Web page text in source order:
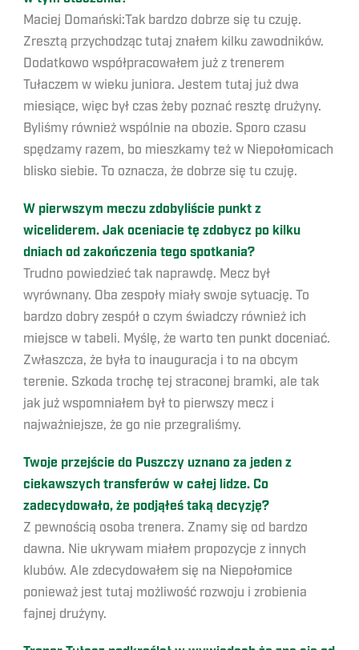
Maciej Domański:Tak bardzo dobrze się tu czuję.
Zresztą przychodząc tutaj znałem kilku zawodników.
Dodatkowo współpracowałem już z trenerem
Tułaczem w wieku juniora. Jestem tutaj już dwa
miesiące, więc był czas żeby poznać resztę drużyny.
Byliśmy również wspólnie na obozie. Sporo czasu
spędzamy razem, bo mieszkamy też w Niepołomicach
blisko siebie. To oznacza, że dobrze się tu czuję.
W pierwszym meczu zdobyliście punkt z
wiceliderem. Jak oceniacie tę zdobycz po kilku
dniach od zakończenia tego spotkania?
Trudno powiedzieć tak naprawdę. Mecz był
wyrównany. Oba zespoły miały swoje sytuację. To
bardzo dobry zespół o czym świadczy również ich
miejsce w tabeli. Myślę, że warto ten punkt doceniać.
Zwłaszcza, że była to inauguracja i to na obcym
terenie. Szkoda trochę tej straconej bramki, ale tak
jak już wspomniałem był to pierwszy mecz i
najważniejsze, że go nie przegraliśmy.
Twoje przejście do Puszczy uznano za jeden z
ciekawszych transferów w całej lidze. Co
zadecydowało, że podjąłeś taką decyzję?
Z pewnością osoba trenera. Znamy się od bardzo
dawna. Nie ukrywam miałem propozycje z innych
klubów. Ale zdecydowałem się na Niepołomice
ponieważ jest tutaj możliwość rozwoju i zrobienia
fajnej drużyny.